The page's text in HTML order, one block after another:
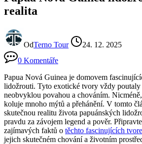
realita
OdTerno Tour
24. 12. 2025
0 Komentáře
Papua ⁤Nová ⁢Guinea je domovem
lidožrouti. Tyto‌ exotické‍ tvory⁢ vždy poutaly
neobvyklou povahou a chováním.
koluje mnoho mýtů a⁢ přehánění. V⁢ tomto
skutečnou realitu života papuánských
pravdu ‌za závojem legend a pověr.
zajímavých faktů o těchto fascinujících
jejich skutečném chování a životním